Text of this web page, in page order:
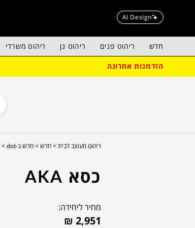
AI Design
חדש ריהוט פנים ריהוט גן ריהוט משרדי
הזדמנות אחרונה
ריהוט מעוצב לבית > חדש > חדש ב-dot >
כסא AKA
מחיר ליחידה:
₪ 2,951